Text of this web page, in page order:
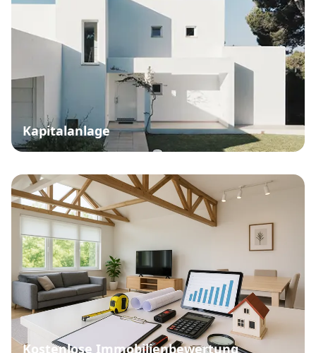
Kapitalanlage
Kostenlose Immobilienbewertung